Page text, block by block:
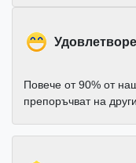
Повече от 90% от
препоръчват на други.